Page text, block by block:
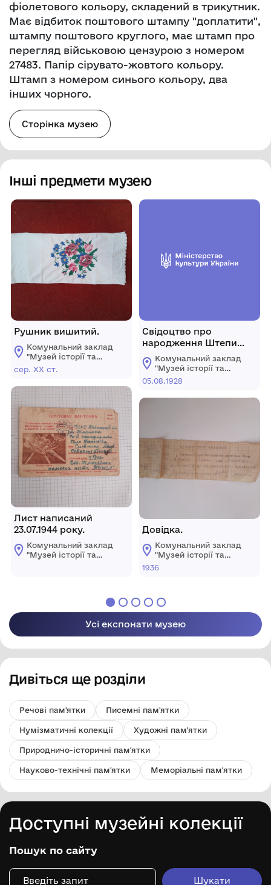
фіолетового кольору, складений в трикутник.
Має відбиток поштового штампу "доплатити",
штампу поштового круглого, має штамп про
перегляд військовою цензурою з номером
27483. Папір сірувато-жовтого кольору.
Штамп з номером синього кольору, два
інших чорного.
Сторінка музею
Інші предмети музею
Рушник вишитий.
Комунальний заклад
"Музей історії та
етнографії сіл
сільської ради"
сер. ХХ ст.
Лист написаний
23.07.1944 року.
Комунальний заклад
"Музей історії та
Свідоцтво про
народження Штепи
Миколи Яковова від
05.08.1928 р.
Комунальний заклад
"Музей історії та
етнографії сіл
сільської ради"
05.08.1928
Довідка.
Комунальний заклад
"Музей історії та
етнографії сіл
1936
Усі експонати музею
Дивіться ще розділи
Речові пам'ятки Писемні пам'ятки
Нумізматичні колекції Художні пам'ятки
Природничо-історичні пам'ятки
Науково-технічні пам'ятки Меморіальні пам'ятки
Доступні музейні колекції
Пошук по сайту